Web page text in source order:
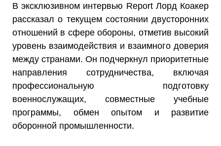
В эксклюзивном интервью Report Лорд Коакер
рассказал о текущем состоянии двусторонних
отношений в сфере обороны, отметив высокий
уровень взаимодействия и взаимного доверия
между странами. Он подчеркнул приоритетные
направления сотрудничества, включая
профессиональную подготовку
военнослужащих, совместные учебные
программы, обмен опытом и развитие
оборонной промышленности.